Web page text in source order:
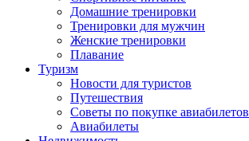
Домашние тренировки
Тренировки для мужчин
Женские тренировки
Плавание
Туризм
Новости для туристов
Путешествия
Советы по покупке авиабилетов
Авиабилеты